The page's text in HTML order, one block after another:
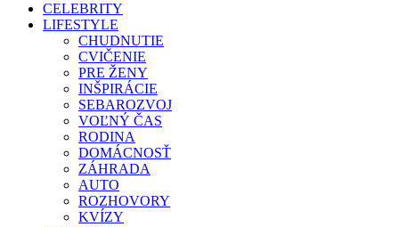
CELEBRITY
LIFESTYLE
CHUDNUTIE
CVIČENIE
PRE ŽENY
INŠPIRÁCIE
SEBAROZVOJ
VOĽNÝ ČAS
RODINA
DOMÁCNOSŤ
ZÁHRADA
AUTO
ROZHOVORY
KVÍZY